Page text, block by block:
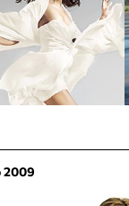
2009